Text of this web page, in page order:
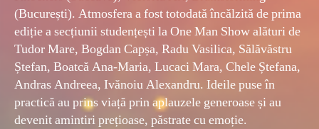
(București). Atmosfera a fost totodată încălzită de prima
ediție a secțiunii studențești la One Man Show alături de
Tudor Mare, Bogdan Capșa, Radu Vasilica, Sălăvăstru
Ștefan, Boatcă Ana-Maria, Lucaci Mara, Chele Ștefana,
Andras Andreea, Ivănoiu Alexandru. Ideile puse în
practică au prins viață prin aplauzele generoase și au
devenit amintiri prețioase, păstrate cu emoție.